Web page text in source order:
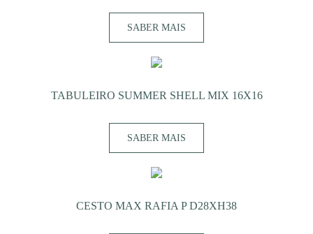
SABER MAIS
TABULEIRO SUMMER SHELL MIX 16X16
SABER MAIS
CESTO MAX RAFIA P D28XH38